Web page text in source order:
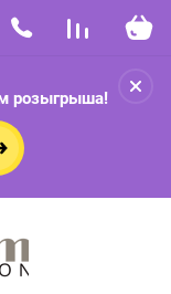
розыгрыша!